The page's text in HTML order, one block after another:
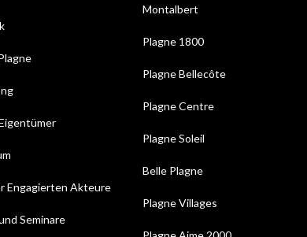
Engagierten Akteure
Seminare
Montalbert
Plagne 1800
Plagne Bellecôte
Plagne Centre
Plagne Soleil
Belle Plagne
Plagne Villages